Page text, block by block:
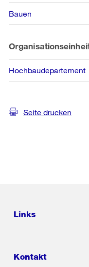
Bauen
Hochbaudepartement
Seite drucken
Links
Kontakt